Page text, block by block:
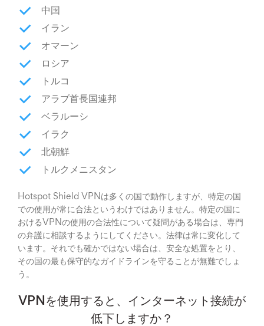
中国
イラン
オマーン
ロシア
トルコ
アラブ首長国連邦
ベラルーシ
イラク
北朝鮮
トルクメニスタン
Hotspot Shield VPNは多くの国で動作しますが、特定の国
での使用が常に合法というわけではありません。特定の国に
おけるVPNの使用の合法性について疑問がある場合は、専門
の弁護に相談するようにしてください。法律は常に変化して
います。それでも確かではない場合は、安全な処置をとり、
その国の最も保守的なガイドラインを守ることが無難でしょ
う。
VPNを使用すると、インターネット接続が
低下しますか？